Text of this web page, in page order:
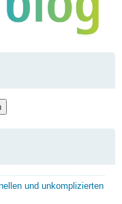
und unkomplizierten